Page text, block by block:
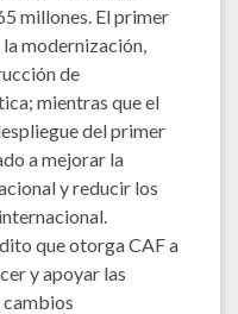
millones. El primer
modernización,
de
mientras que el
del primer
a mejorar la
y reducir los
que otorga CAF a
y apoyar las